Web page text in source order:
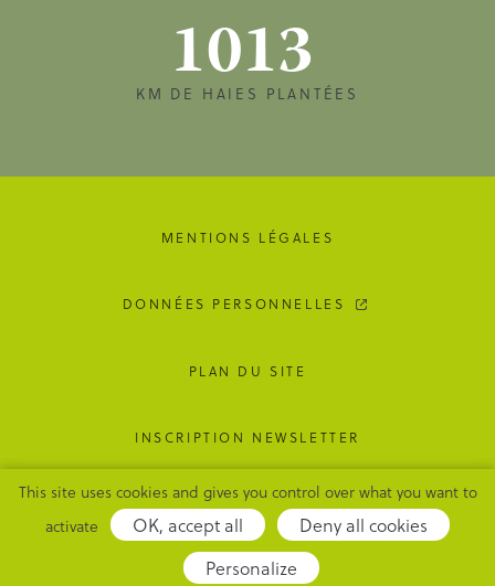
1013
KM DE HAIES PLANTÉES
MENTIONS LÉGALES
DONNÉES PERSONNELLES
PLAN DU SITE
INSCRIPTION NEWSLETTER
GESTION DES COOKIES
Adipso,
agence
This site uses cookies and gives you control over what you want to
activate
OK, accept all
Deny all cookies
Personalize